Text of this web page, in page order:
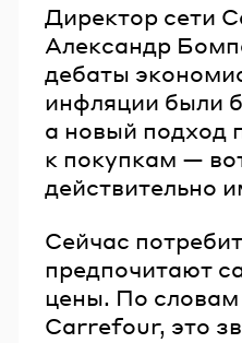
Директор сети
Александр
дебаты
инфляции были
а новый подход
к покупкам —
действительно
Сейчас
предпочитают
цены. По словам
Carrefour, это